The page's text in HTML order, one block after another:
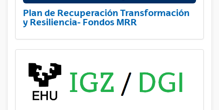
Plan de Recuperación Transformación
y Resiliencia- Fondos MRR